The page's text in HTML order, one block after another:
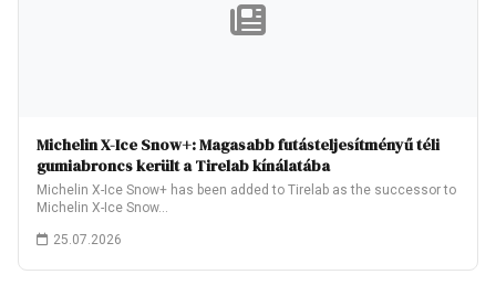
Michelin X-Ice Snow+: Magasabb futásteljesítményű téli
gumiabroncs került a Tirelab kínálatába
Michelin X-Ice Snow+ has been added to Tirelab as the successor to
Michelin X-Ice Snow…
25.07.2026